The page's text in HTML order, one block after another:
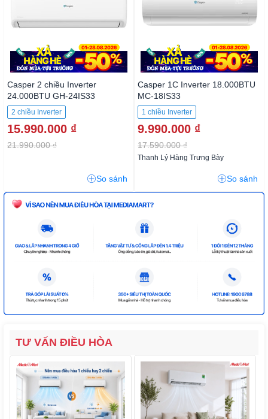
Casper 2 chiều Inverter
24.000BTU GH-24IS33
2 chiều Inverter
15.990.000 ₫
21.990.000 ₫
So sánh
Casper 1C Inverter 18.000BTU
MC-18IS33
1 chiều Inverter
9.990.000 ₫
17.590.000 ₫
Thanh Lý Hàng Trưng Bày
So sánh
TƯ VẤN ĐIỀU HÒA